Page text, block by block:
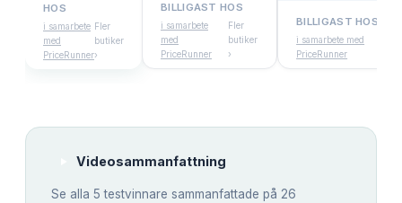
HOS
i samarbete
med
PriceRunner
Fler
butiker
›
BILLIGAST HOS
i samarbete
med
PriceRunner
Fler
butiker
›
BILLIGAST HOS
i samarbete med
PriceRunner
Videosammanfattning
Se alla 5 testvinnare sammanfattade på 26